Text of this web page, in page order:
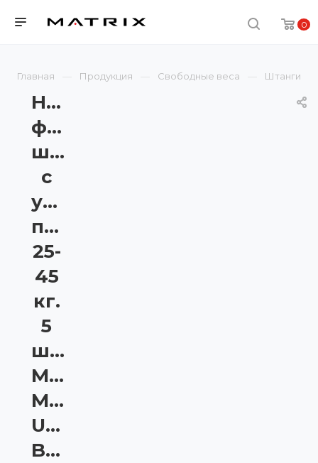
0
Главная Продукция Свободные веса Штанги
Набор
фиксированных
штанг
с
уретановым
покрытием,
25-
45
кг.
5
шт.
Matrix
MAC-
UR-
BBST-